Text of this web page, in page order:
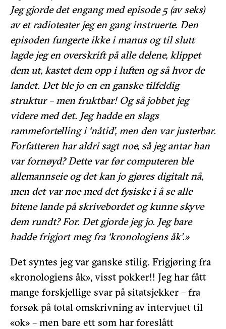
Jeg gjorde det engang med episode 5 (av seks)
av et radioteater jeg en gang instruerte. Den
episoden fungerte ikke i manus og til slutt
lagde jeg en overskrift på alle delene, klippet
dem ut, kastet dem opp i luften og så hvor de
landet. Det ble jo en en ganske tilfeldig
struktur – men fruktbar! Og så jobbet jeg
videre med det. Jeg hadde en slags
rammefortelling i ‘nåtid’, men den var justerbar.
Forfatteren har aldri sagt noe, så jeg antar han
var fornøyd? Dette var før computeren ble
allemannseie og det kan jo gjøres digitalt nå,
men det var noe med det fysiske i å se alle
bitene lande på skrivebordet og kunne skyve
dem rundt? For. Det gjorde jeg jo. Jeg bare
hadde frigjort meg fra ‘kronologiens åk’.»
Det syntes jeg var ganske stilig. Frigjøring fra
«kronologiens åk», visst pokker!! Jeg har fått
mange forskjellige svar på sitatsjekker – fra
forsøk på total omskrivning av intervjuet til
«ok» – men bare ett som har foreslått